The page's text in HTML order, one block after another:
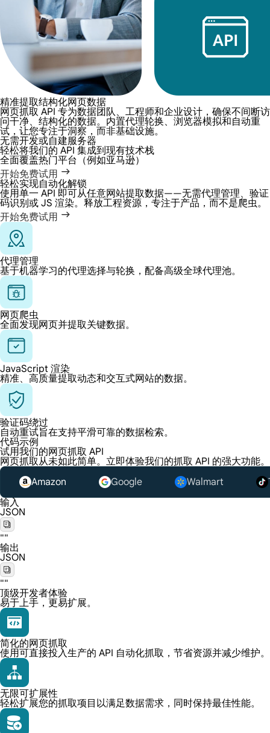
精准提取结构化网页数据
网页抓取 API 专为数据团队、工程师和企业设计，确保不间断访
问干净、结构化的数据。内置代理轮换、浏览器模拟和自动重
试，让您专注于洞察，而非基础设施。
无需开发或自建服务器
轻松将我们的 API 集成到现有技术栈
全面覆盖热门平台（例如亚马逊）
开始免费试用
轻松实现自动化解锁
使用单一 API 即可从任意网站提取数据——无需代理管理、验证
码识别或 JS 渲染。释放工程资源，专注于产品，而不是爬虫。
开始免费试用
代理管理
基于机器学习的代理选择与轮换，配备高级全球代理池。
网页爬虫
全面发现网页并提取关键数据。
JavaScript 渲染
精准、高质量提取动态和交互式网站的数据。
验证码绕过
自动重试旨在支持平滑可靠的数据检索。
代码示例
试用我们的网页抓取 API
网页抓取从未如此简单。立即体验我们的抓取 API 的强大功能。
Amazon
Google Walmart
输入
JSON
""
输出
JSON
""
顶级开发者体验
易于上手，更易扩展。
简化的网页抓取
使用可直接投入生产的 API 自动化抓取，节省资源并减少维护。
无限可扩展性
轻松扩展您的抓取项目以满足数据需求，同时保持最佳性能。